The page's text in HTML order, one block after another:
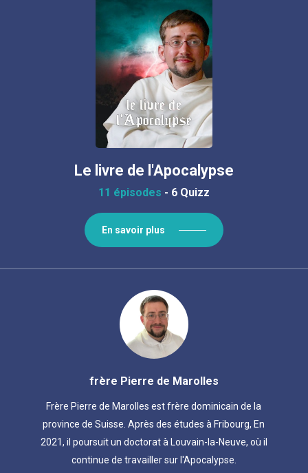
Le livre de l'Apocalypse
11 épisodes - 6 Quizz
En savoir plus
frère Pierre de Marolles
Frère Pierre de Marolles est frère dominicain de la
province de Suisse. Après des études à Fribourg, En
2021, il poursuit un doctorat à Louvain-la-Neuve, où il
continue de travailler sur l'Apocalypse.